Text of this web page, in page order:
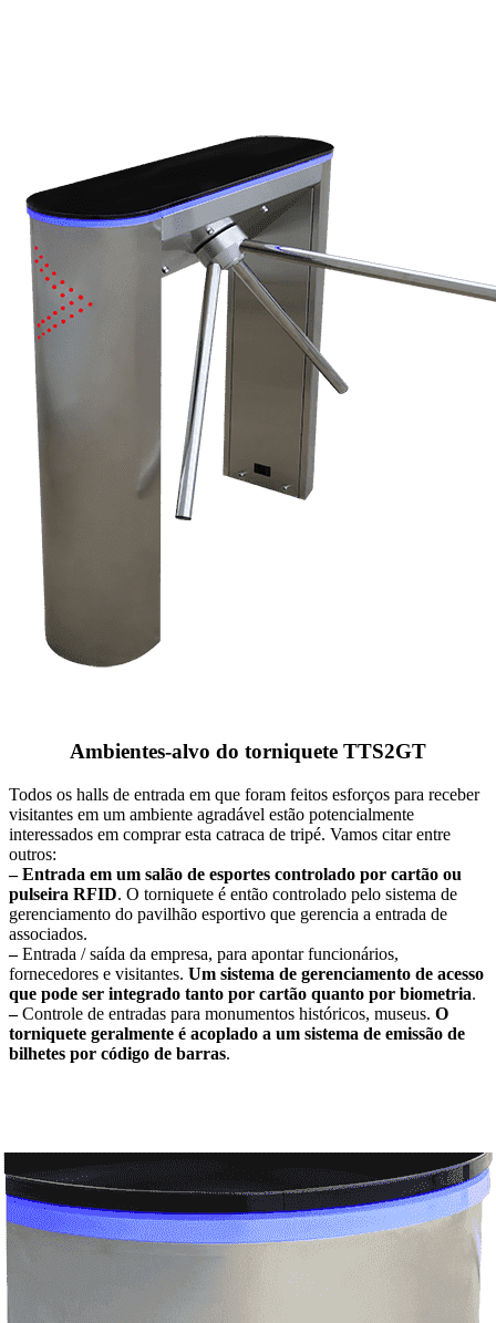
Ambientes-alvo do torniquete TTS2GT
Todos os halls de entrada em que foram feitos esforços para receber
visitantes em um ambiente agradável estão potencialmente
interessados ​​em comprar esta catraca de tripé. Vamos citar entre
outros:
– Entrada em um salão de esportes controlado por cartão ou
pulseira RFID. O torniquete é então controlado pelo sistema de
gerenciamento do pavilhão esportivo que gerencia a entrada de
associados.
–Entrada / saída da empresa, para apontar funcionários,
fornecedores e visitantes. Um sistema de gerenciamento de acesso
que pode ser integrado tanto por cartão quanto por biometria.
–Controle de entradas para monumentos históricos, museus. O
torniquete geralmente é acoplado a um sistema de emissão de
bilhetes por código de barras.